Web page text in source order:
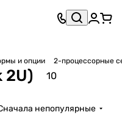
и опции 2-процессорные
2U) 10
непопулярные